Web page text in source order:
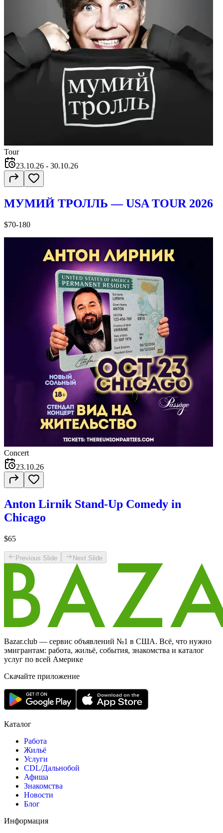
Tour
23.10.26 - 30.10.26
МУМИЙ ТРОЛЛЬ — USA TOUR 2026
$70-180
Concert
23.10.26
Anton Lirnik Stand-Up Comedy in
Chicago
$65
Previous Slide Next Slide
Bazar.club — сервис объявлений №1 в США. Всё, что нужно
эмигрантам: работа, жильё, события, знакомства и каталог
услуг по всей Америке
Скачайте приложение
Каталог
Работа
Жильё
Услуги
CDL/Дальнобой
Афиша
Знакомства
Новости
Блог
Информация